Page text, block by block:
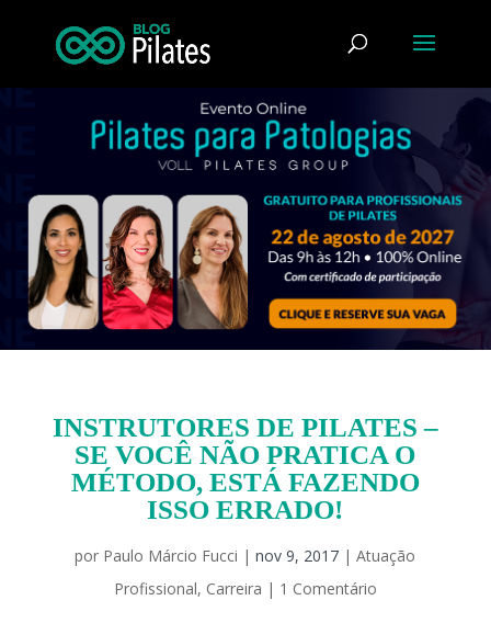
INSTRUTORES DE PILATES –
SE VOCÊ NÃO PRATICA O
MÉTODO, ESTÁ FAZENDO
ISSO ERRADO!
por Paulo Márcio Fucci |nov 9, 2017 |Atuação
Profissional, Carreira | 1 Comentário